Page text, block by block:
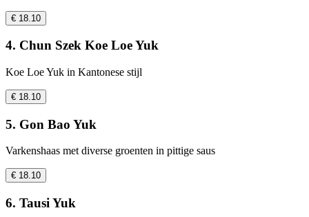
€ 18.10
4. Chun Szek Koe Loe Yuk
Koe Loe Yuk in Kantonese stijl
€ 18.10
5. Gon Bao Yuk
Varkenshaas met diverse groenten in pittige saus
€ 18.10
6. Tausi Yuk